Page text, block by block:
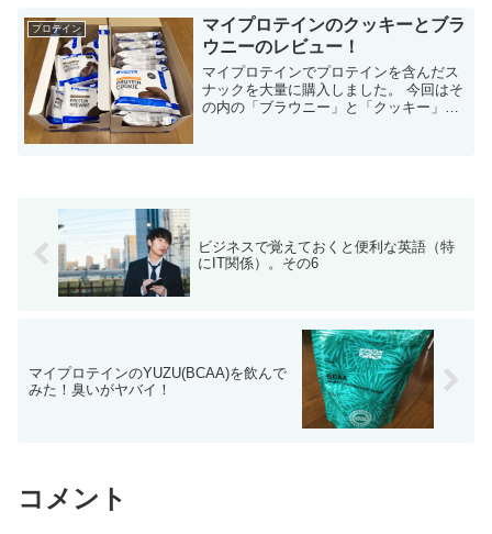
ました。 初日には行けなかったので、思
い切...
プロテイン
マイプロテインのクッキーとブラ
ウニーのレビュー！
マイプロテインでプロテインを含んだス
ナックを大量に購入しました。 今回はそ
の内の「ブラウニー」と「クッキー」の
ビジネスで覚えておくと便利な英語（特
にIT関係）。その6
マイプロテインのYUZU(BCAA)を飲んで
みた！臭いがヤバイ！
コメント